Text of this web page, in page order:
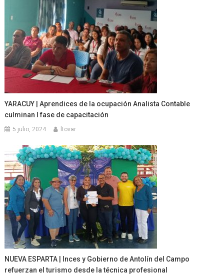
YARACUY | Aprendices de la ocupación Analista Contable
culminan I fase de capacitación
5 julio, 2024 ltovar
NUEVA ESPARTA | Inces y Gobierno de Antolín del Campo
refuerzan el turismo desde la técnica profesional